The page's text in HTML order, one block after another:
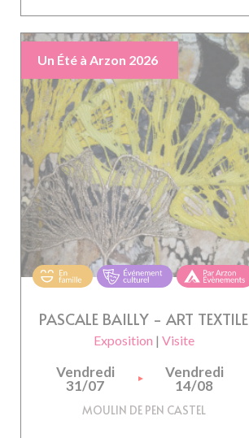
Un Été à Arzon 2026
PASCALE BAILLY - ART TEXTILE
Exposition | Visite
Vendredi
31/07
Vendredi
14/08
MOULIN DE PEN CASTEL